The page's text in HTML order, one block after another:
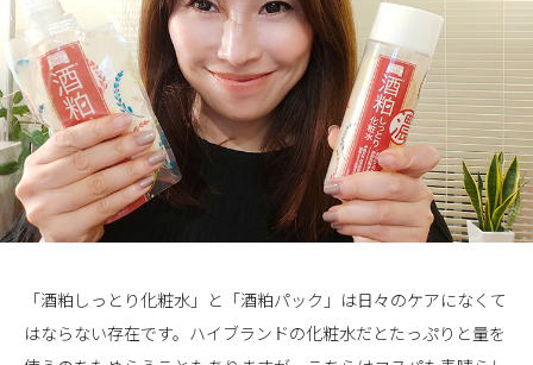
「酒粕しっとり化粧水」と「酒粕パック」は日々のケアになくて
はならない存在です。ハイブランドの化粧水だとたっぷりと量を